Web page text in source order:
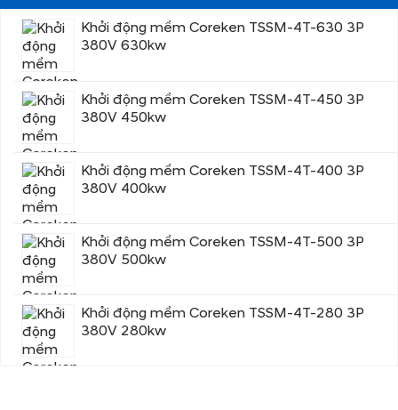
Khởi động mềm Coreken TSSM-4T-630 3P
380V 630kw
Khởi động mềm Coreken TSSM-4T-450 3P
380V 450kw
Khởi động mềm Coreken TSSM-4T-400 3P
380V 400kw
Khởi động mềm Coreken TSSM-4T-500 3P
380V 500kw
Khởi động mềm Coreken TSSM-4T-280 3P
380V 280kw